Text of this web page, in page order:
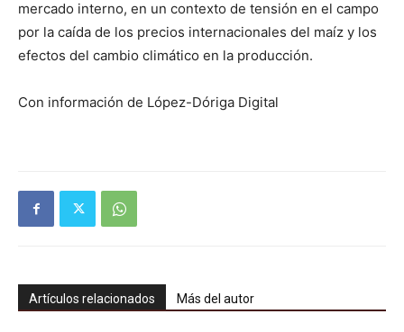
mercado interno, en un contexto de tensión en el campo
por la caída de los precios internacionales del maíz y los
efectos del cambio climático en la producción.
Con información de López-Dóriga Digital
Artículos relacionados Más del autor